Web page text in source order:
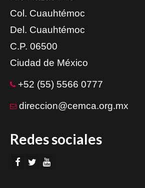
Col. Cuauhtémoc
Del. Cuauhtémoc
C.P. 06500
Ciudad de México
+52 (55) 5566 0777
direccion@cemca.org.mx
Redes sociales